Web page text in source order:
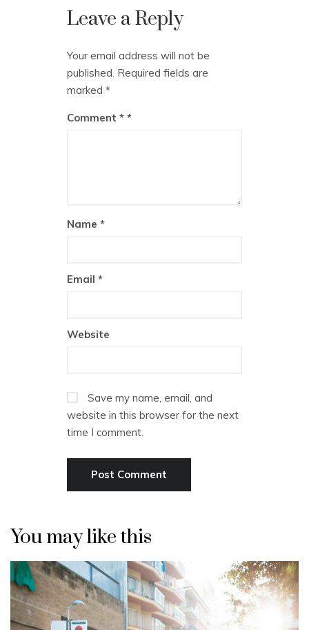
Leave a Reply
Your email address will not be
published. Required fields are
marked*
Comment*
Name*
Email*
Website
Save my name, email, and
website in this browser for the next
time I comment.
You may like this